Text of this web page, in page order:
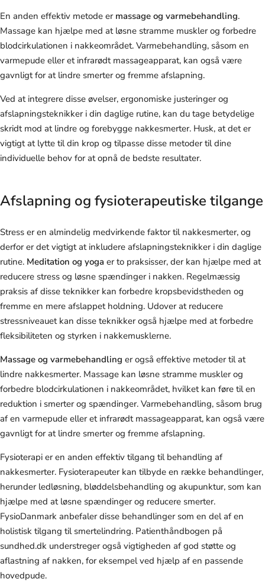
En anden effektiv metode er massage og varmebehandling.
Massage kan hjælpe med at løsne stramme muskler og forbedre
blodcirkulationen i nakkeområdet. Varmebehandling, såsom en
varmepude eller et infrarødt massageapparat, kan også være
gavnligt for at lindre smerter og fremme afslapning.
Ved at integrere disse øvelser, ergonomiske justeringer og
afslapningsteknikker i din daglige rutine, kan du tage betydelige
skridt mod at lindre og forebygge nakkesmerter. Husk, at det er
vigtigt at lytte til din krop og tilpasse disse metoder til dine
individuelle behov for at opnå de bedste resultater.
Afslapning og fysioterapeutiske tilgange
Stress er en almindelig medvirkende faktor til nakkesmerter, og
derfor er det vigtigt at inkludere afslapningsteknikker i din daglige
rutine. Meditation og yoga er to praksisser, der kan hjælpe med at
reducere stress og løsne spændinger i nakken. Regelmæssig
praksis af disse teknikker kan forbedre kropsbevidstheden og
fremme en mere afslappet holdning. Udover at reducere
stressniveauet kan disse teknikker også hjælpe med at forbedre
fleksibiliteten og styrken i nakkemusklerne.
Massage og varmebehandling er også effektive metoder til at
lindre nakkesmerter. Massage kan løsne stramme muskler og
forbedre blodcirkulationen i nakkeområdet, hvilket kan føre til en
reduktion i smerter og spændinger. Varmebehandling, såsom brug
af en varmepude eller et infrarødt massageapparat, kan også være
gavnligt for at lindre smerter og fremme afslapning.
Fysioterapi er en anden effektiv tilgang til behandling af
nakkesmerter. Fysioterapeuter kan tilbyde en række behandlinger,
herunder ledløsning, bløddelsbehandling og akupunktur, som kan
hjælpe med at løsne spændinger og reducere smerter.
FysioDanmark anbefaler disse behandlinger som en del af en
holistisk tilgang til smertelindring. Patienthåndbogen på
sundhed.dk understreger også vigtigheden af god støtte og
aflastning af nakken, for eksempel ved hjælp af en passende
hovedpude.